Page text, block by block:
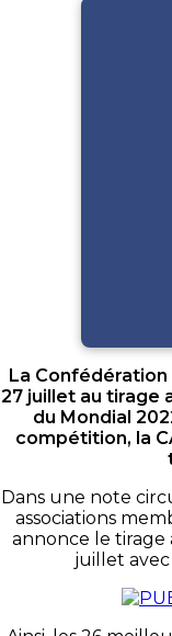
La
27 juillet au tirage
du Mondial
compétition, la
Dans une note
associations
annonce le tirage
juillet